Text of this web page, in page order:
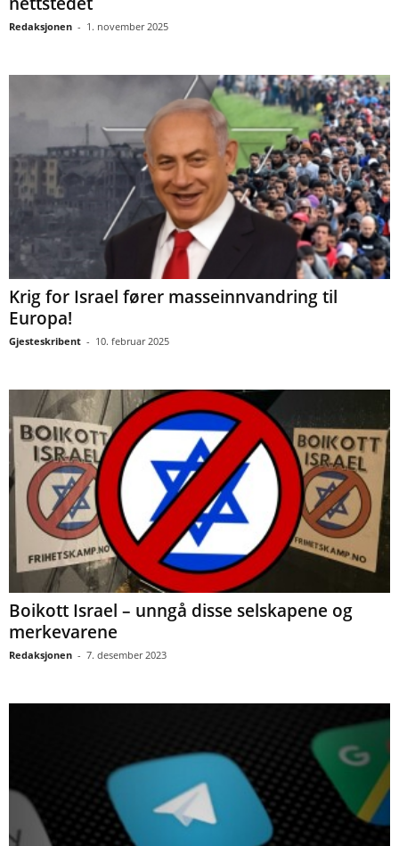
Redaksjonen - 1. november 2025
Krig for Israel fører masseinnvandring til
Europa!
Gjesteskribent - 10. februar 2025
Boikott Israel – unngå disse selskapene og
merkevarene
Redaksjonen - 7. desember 2023